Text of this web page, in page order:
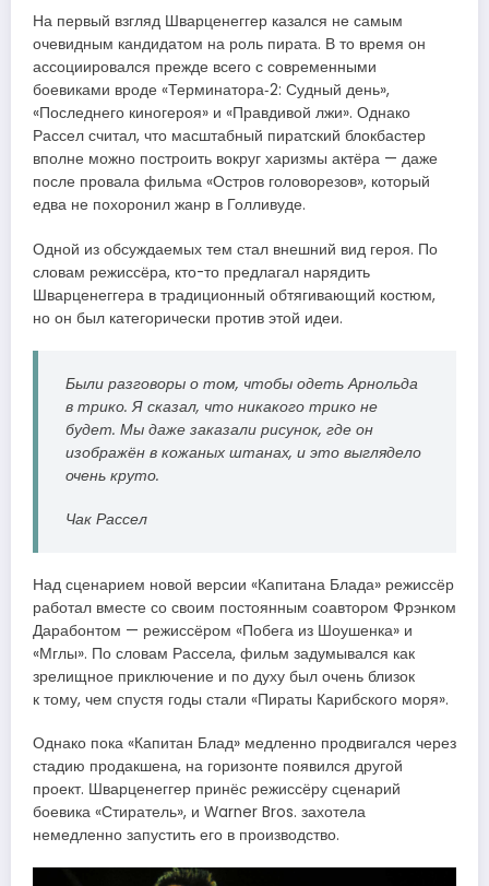
На первый взгляд Шварценеггер казался не самым
очевидным кандидатом на роль пирата. В то время он
ассоциировался прежде всего с современными
боевиками вроде «Терминатора‑2: Судный день»,
«Последнего киногероя» и «Правдивой лжи». Однако
Рассел считал, что масштабный пиратский блокбастер
вполне можно построить вокруг харизмы актёра — даже
после провала фильма «Остров головорезов», который
едва не похоронил жанр в Голливуде.
Одной из обсуждаемых тем стал внешний вид героя. По
словам режиссёра, кто-то предлагал нарядить
Шварценеггера в традиционный обтягивающий костюм,
но он был категорически против этой идеи.
Были разговоры о том, чтобы одеть Арнольда
в трико. Я сказал, что никакого трико не
будет. Мы даже заказали рисунок, где он
изображён в кожаных штанах, и это выглядело
очень круто.
Чак Рассел
Над сценарием новой версии «Капитана Блада» режиссёр
работал вместе со своим постоянным соавтором Фрэнком
Дарабонтом — режиссёром «Побега из Шоушенка» и
«Мглы». По словам Рассела, фильм задумывался как
зрелищное приключение и по духу был очень близок
к тому, чем спустя годы стали «Пираты Карибского моря».
Однако пока «Капитан Блад» медленно продвигался через
стадию продакшена, на горизонте появился другой
проект. Шварценеггер принёс режиссёру сценарий
боевика «Стиратель», и Warner Bros. захотела
немедленно запустить его в производство.